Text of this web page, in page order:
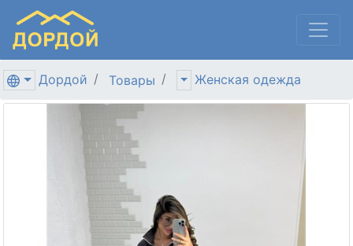
Дордой Товары Женская одежда